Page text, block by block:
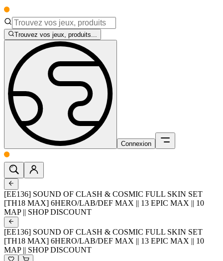
Trouvez vos jeux, produits...
Connexion
[EE136] SOUND OF CLASH & COSMIC FULL SKIN SET
[TH18 MAX] 6HERO/LAB/DEF MAX || 13 EPIC MAX || 10
MAP || SHOP DISCOUNT
[EE136] SOUND OF CLASH & COSMIC FULL SKIN SET
[TH18 MAX] 6HERO/LAB/DEF MAX || 13 EPIC MAX || 10
MAP || SHOP DISCOUNT